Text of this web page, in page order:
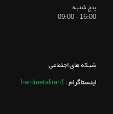
پنج شنبه
16:00 - 09:00
شبکه های اجتماعی
اینستاگرام:
hardmetaliran1